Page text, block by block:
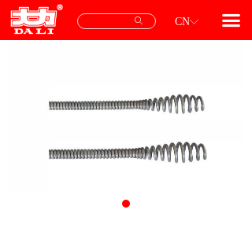
끀
首页
关于我们
ꀅ
CN
ꄙ